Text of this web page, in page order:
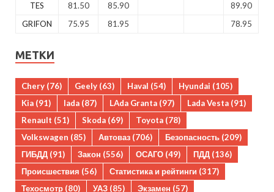
TES
81.50 85.90
89.90
GRIFON
75.95 81.95 78.95
МЕТКИ
Chery (76) Geely (63) Haval (54) Hyundai (105)
Kia (91) lada (87) LAda Granta (97) Lada Vesta (91)
Renault (51) Skoda (69) Toyota (78)
Volkswagen (85) Автоваз (706) Безопасность (209)
ГИБДД (91) Закон (556) ОСАГО (49) ПДД (136)
Происшествия (56) Статистика и рейтинги (317)
Техосмотр (80) УАЗ (85) Экзамен (57)